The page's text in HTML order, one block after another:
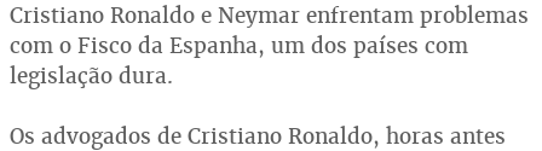
Cristiano Ronaldo e Neymar enfrentam problemas
com o Fisco da Espanha, um dos países com
legislação dura.
Os advogados de Cristiano Ronaldo, horas antes